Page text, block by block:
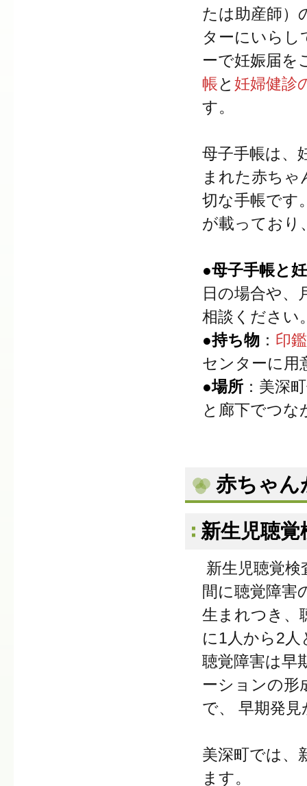
たは助産師）
ターにいらし
ーで妊娠届を
帳と 妊婦健診
す。
母子手帳は、
まれた赤ちゃ
切な手帳です
が載っており
●母子手帳と
日の場合や、
相談ください
●持ち物 ： 印
センターに用
●場所 ：美深
と廊下でつな
赤ちゃん
新生児聴
新生児聴覚
間に聴覚障害
生まれつき、
に1人から2
聴覚障害は早
ーションの形
で、 早期発
美深町では、
ます。